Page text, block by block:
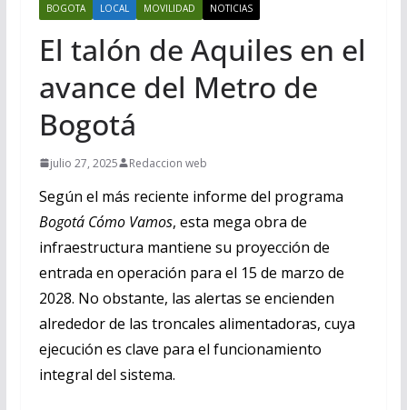
BOGOTA LOCAL MOVILIDAD NOTICIAS
El talón de Aquiles en el
avance del Metro de
Bogotá
julio 27, 2025 Redaccion web
Según el más reciente informe del programa
Bogotá Cómo Vamos, esta mega obra de
infraestructura mantiene su proyección de
entrada en operación para el 15 de marzo de
2028. No obstante, las alertas se encienden
alrededor de las troncales alimentadoras, cuya
ejecución es clave para el funcionamiento
integral del sistema.